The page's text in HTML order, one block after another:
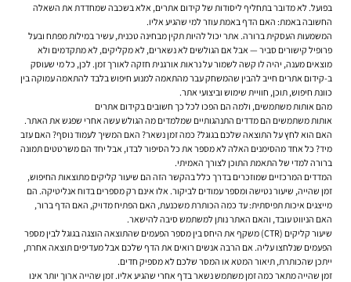
בפועל. לא מדובר בתחליף ליסודות של קידום אתרים, אלא בשכבה שמחדדת את השאלה
החשובה באמת: האם הדף באמת עוזר למי שהגיע אליו.
המשמעות העסקית ברורה. אתר יכול להיות תקין מבחינה טכנית, עשיר במילות מפתח ובעל
פרופיל קישורים סביר — אבל אם הגולשים לא נשארים, לא מקליקים, לא מתקדמים ולא
מוצאים מענה, יהיה לו קשה לשמור על נראות אורגנית חזקה לאורך זמן. לכן, כל מי שעוסק
ב-קידום אתרים חייב להבין שהמשחק עבר מהתאמה למנוע חיפוש בלבד להתאמה עמוקה בין
כוונת חיפוש, תוכן, חוויית שימוש וביצועי אתר.
מהם אותות משתמשים, ולמה הם הפכו לכל כך חשובים בקידום אתרים
אותות משתמשים הם מדדים התנהגותיים שמלמדים מה הגולש עשה אחרי שפגש את האתר.
האם הוא לחץ על התוצאה שלכם בגוגל? כמה זמן נשאר? האם המשיך לעמוד נוסף? האם עזב
מיד? כל אחד מהסימנים האלה לא מספר את כל הסיפור לבדו, אבל יחד הם משרטטים תמונה
ברורה למדי של התאמת התוכן לצורך האמיתי.
המדדים המרכזיים שמוזכרים בדרך כלל בהקשר הזה הם שיעור קליקים מתוצאות החיפוש,
זמן שהייה, שיעור נטישה ומספר עמודים לביקור. אלו אינם רק מספרים בדוח אנליטיקה. הם
מייצגים איכות תפיסתית: עד כמה הכותרת משכנעת, האם הפתיח מדויק, האם הדף ברור,
האם הניווט עובד, והאם האתר נותן למשתמש סיבה להישאר.
שיעור קליקים (CTR)
משקף את היחס בין מספר הפעמים שהתוצאה הוצגה בגוגל לבין מספר
הפעמים שנלחצו עליה. אם הרבה אנשים רואים את הדף שלכם אבל מעדיפים תוצאה אחרת,
ייתכן שהכותרת, תיאור המטא או המסר שלכם לא מספיק חדים.
זמן שהייהמתאר כמה זמן משתמש נשאר בדף אחרי שהגיע אליו. זמן שהייה ארוך יותר אינו